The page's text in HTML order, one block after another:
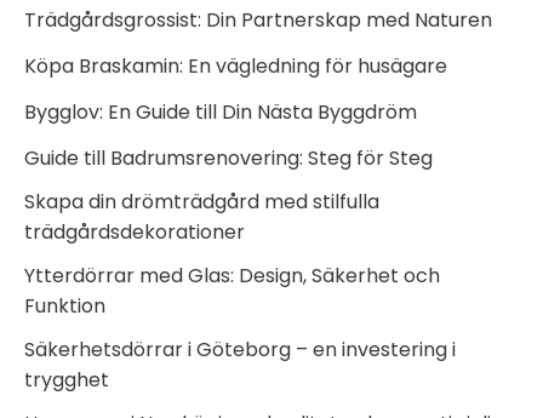
Trädgårdsgrossist: Din Partnerskap med Naturen
Köpa Braskamin: En vägledning för husägare
Bygglov: En Guide till Din Nästa Byggdröm
Guide till Badrumsrenovering: Steg för Steg
Skapa din drömträdgård med stilfulla
trädgårdsdekorationer
Ytterdörrar med Glas: Design, Säkerhet och
Funktion
Säkerhetsdörrar i Göteborg – en investering i
trygghet